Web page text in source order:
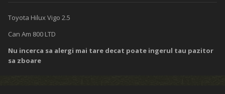
Toyota Hilux Vigo 2.5
Can Am 800 LTD
Nu incerca sa alergi mai tare decat poate ingerul tau pazitor
sa zboare